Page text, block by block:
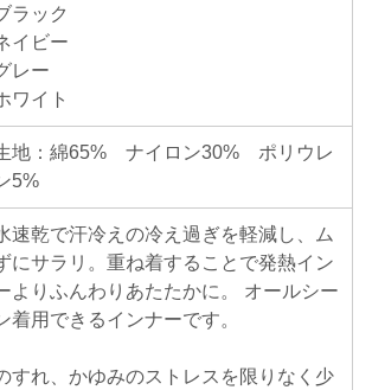
ラック
イビー
レー
ワイト
地：綿65% ナイロン30% ポリウレ
5%
速乾で汗冷えの冷え過ぎを軽減し、ム
にサラリ。重ね着することで発熱イン
よりふんわりあたたかに。 オールシー
着用できるインナーです。
すれ、かゆみのストレスを限りなく少